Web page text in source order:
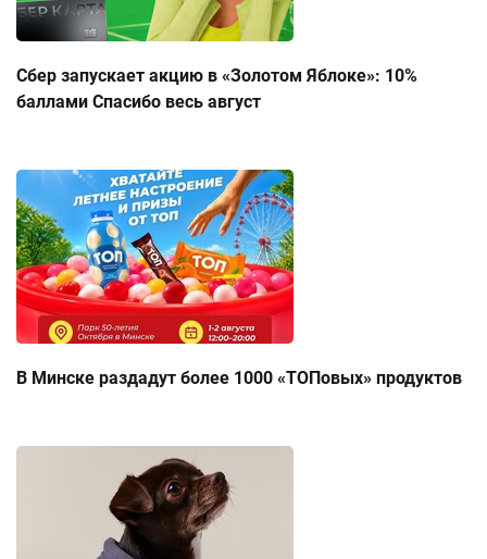
Сбер запускает акцию в «Золотом Яблоке»: 10%
баллами Спасибо весь август
В Минске раздадут более 1000 «ТОПовых» продуктов